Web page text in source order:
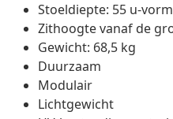
Stoeldiepte: 55 u-vorm
Zithoogte vanaf de
Gewicht: 68,5 kg
Duurzaam
Modulair
Lichtgewicht